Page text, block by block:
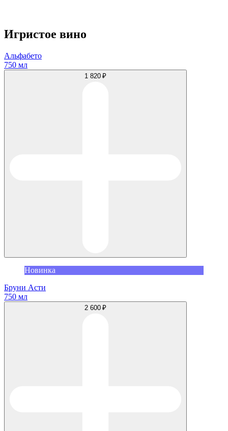
Игристое вино
Альфабето
750 мл
1 820 ₽
Новинка
Бруни Асти
750 мл
2 600 ₽